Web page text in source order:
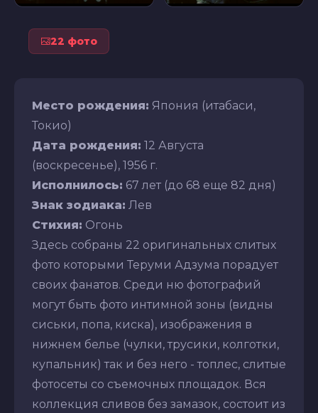
22 фото
Место рождения: Япония (итабаси,
Токио)
Дата рождения: 12 Августа
(воскресенье), 1956 г.
Исполнилось: 67 лет (до 68 еще 82 дня)
Знак зодиака: Лев
Стихия: Огонь
Здесь собраны 22 оригинальных слитых
фото которыми Теруми Адзума порадует
своих фанатов. Среди ню фотографий
могут быть фото интимной зоны (видны
сиськи, попа, киска), изображения в
нижнем белье (чулки, трусики, колготки,
купальник) так и без него - топлес, слитые
фотосеты со съемочных площадок. Вся
коллекция сливов без замазок, состоит из